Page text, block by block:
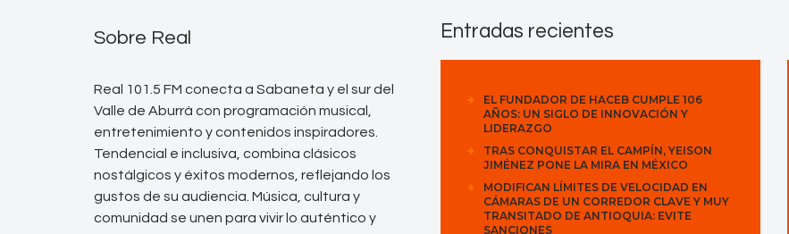
Sobre Real
Real 101.5 FM conecta a Sabaneta y el sur del
Valle de Aburrá con programación musical,
entretenimiento y contenidos inspiradores.
Tendencial e inclusiva, combina clásicos
nostálgicos y éxitos modernos, reflejando los
gustos de su audiencia. Música, cultura y
comunidad se unen para vivir lo auténtico y
Entradas recientes
EL FUNDADOR DE HACEB CUMPLE 106
AÑOS: UN SIGLO DE INNOVACIÓN Y
LIDERAZGO
TRAS CONQUISTAR EL CAMPÍN, YEISON
JIMÉNEZ PONE LA MIRA EN MÉXICO
MODIFICAN LÍMITES DE VELOCIDAD EN
CÁMARAS DE UN CORREDOR CLAVE Y MUY
TRANSITADO DE ANTIOQUIA: EVITE
SANCIONES